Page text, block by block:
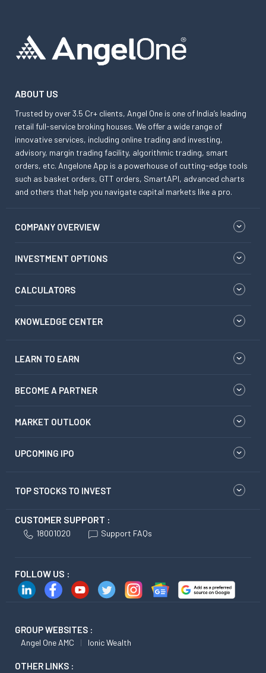
ABOUT US
Trusted by over 3.5 Cr+ clients, Angel One is one of India’s leading
retail full-service broking houses. We offer a wide range of
innovative services, including online trading and investing,
advisory, margin trading facility, algorithmic trading, smart
orders, etc. Angelone App is a powerhouse of cutting-edge tools
such as basket orders, GTT orders, SmartAPI, advanced charts
and others that help you navigate capital markets like a pro.
COMPANY OVERVIEW
INVESTMENT OPTIONS
CALCULATORS
KNOWLEDGE CENTER
LEARN TO EARN
BECOME A PARTNER
MARKET OUTLOOK
UPCOMING IPO
TOP STOCKS TO INVEST
CUSTOMER SUPPORT :
18001020 Support FAQs
FOLLOW US :
GROUP WEBSITES :
Angel One AMC Ionic Wealth
OTHER LINKS :